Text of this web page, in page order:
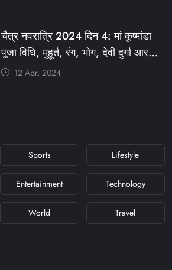
#NAVRATRIDAY
चैत्र नवरात्रि 2024 दिन 4: मां कूष्मांडा
पूजा विधि, मुहूर्त, रंग, भोग, देवी दुर्गा आरती
और मंत्र #KFY #KFYNEWS
12 Apr, 2024
Sports Lifestyle
Entertainment Technology
World Travel